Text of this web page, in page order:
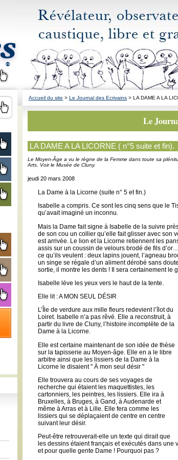
Accueil du site > Le Journal des Ecrivains > LA DAME A LA
Le
LA DAME A LA LICORNE ( n°5 suite et fin).
Le Moyen-Âge a vu le règne de la Femme dans toute sa
Arts. Voir le Musée de Cluny.
jeudi 20 mars 2008
La Dame à la Licorne (suite n° 5 et fin.)
Isabelle a compris. Ce sont les cinq sens que le
qu’avait imaginé un inconnu.
Mais la Dame fait signe à Isabelle de la suivre
de son cou un collier qu’elle fait glisser avec son
est arrivée. Le lion et la Licorne retiennent les
assis sur un coussin de velours brodé de fils
ce qu’ils veulent : deux lapins jouent, l’agneau
un singe se régale d’un aliment dérobé sans
sortie, il montre les dents ! Il sera certainement le
Isabelle lève les yeux vers le haut de la tente.
Elle lit : A MON SEUL DÉSIR
L’Île de verdure aux mille fleurs redevient l’îlot du
Loiret. Isabelle n’a pas rêvé. Elle a reconstruit, à
partir du livre de Cluny, l’histoire incomplète de la
Dame à la Licorne.
Elle est certaine maintenant de son idée de thèse
sur la tapisserie au Moyen-âge. Elle en a le libre
arbitre ainsi que les lissiers de la Dame à la
Licorne le disaient " À mon seul désir "
Elle trouvera au cours de ses voyages de
recherche qui étaient les maquettistes, les
cartonniers, les peintres, les lissiers. Elle ira à
Bruxelles, à Bruges, à Gand, à Audenarde et
même à Arras et à Lille. Elle fera comme les
lissiers qui se déplaçaient de centre en centre
suivant leur désir.
Peut-être retrouverait-elle un texte qui dirait que
les dessins étaient français et exécutés dans
et pour quelle gente Dame ! Pourquoi pas ?